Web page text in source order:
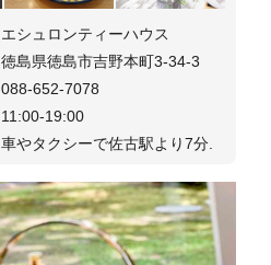
エシュロンティーハウス
徳島県徳島市吉野本町3-34-3
088-652-7078
11:00-19:00
車やタクシーで佐古駅より7分.